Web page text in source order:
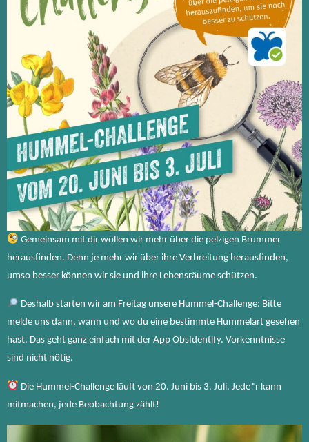
Gemeinsam mit dir wollen wir mehr über die pelzigen Brummer
herausfinden. Denn je mehr wir über ihre Verbreitung herausfinden,
umso besser können wir sie und ihre Lebensräume schützen.
Deshalb starten wir am Freitag unsere Hummel-Challenge: Bitte
melde uns dann, wann und wo du eine bestimmte Hummelart gesehen
hast. Das geht ganz einfach mit der App ObsIdentify. Vorkenntnisse
sind nicht nötig.
Die Hummel-Challenge läuft von 20. Juni bis 3. Juli. Jede*r kann
mitmachen, jede Beobachtung zählt!